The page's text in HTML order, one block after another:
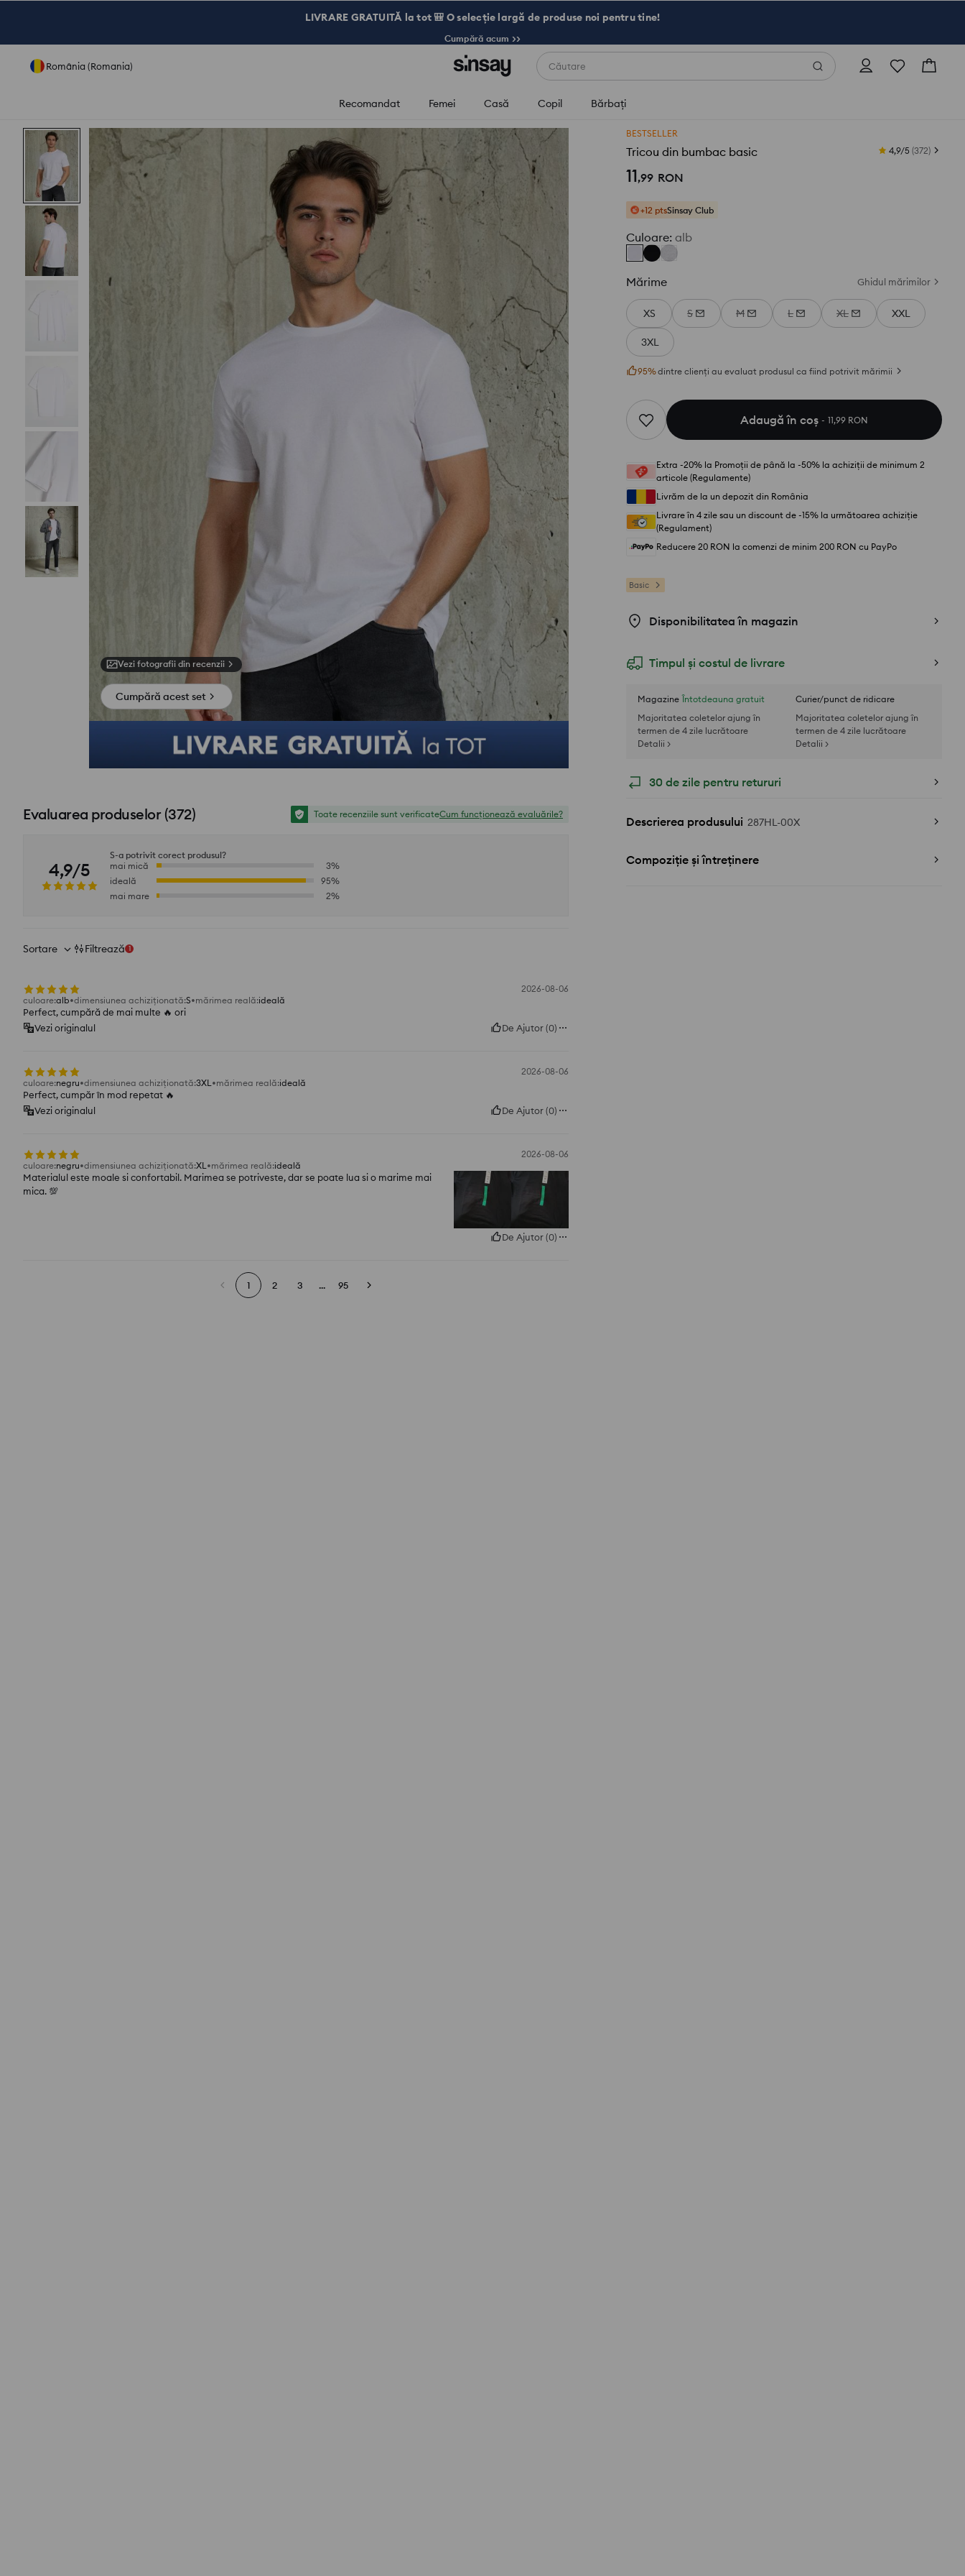
LIVRARE GRATUITĂ la tot 🎒 O selecție largă de produse noi pentru tine!
Cumpără acum >>
România (Romania) Căutare
Recomandat Femei Casă Copil Bărbaţi
BESTSELLER
Tricou din bumbac basic 4,9/5 (372)
11,99 RON
+12 ptsSinsay Club
Culoare: alb
Mărime Ghidul mărimilor
XS S M L XL XXL
3XL
95%dintre clienți au evaluat produsul ca fiind potrivit mărimii
Adaugă în coş 11,99 RON
Extra -20% la Promoții de până la -50% la achiziții de minimum 2
articole (Regulamente)
Livrăm de la un depozit din România
Livrare în 4 zile sau un discount de -15% la următoarea achiziție
(Regulament)
Reducere 20 RON la comenzi de minim 200 RON cu PayPo
Basic
Disponibilitatea în magazin
Timpul și costul de livrare
Magazine Întotdeauna gratuit
Majoritatea coletelor ajung în
termen de 4 zile lucrătoare
Detalii >
Curier/punct de ridicare
Majoritatea coletelor ajung în
termen de 4 zile lucrătoare
Detalii >
30 de zile pentru retururi
Descrierea produsului 287HL-00X
Compoziție și întreținere
Vezi fotografii din recenzii
Cumpără acest set
Evaluarea produselor(372) Toate recenziile sunt verificateCum funcționează evaluările?
4,9/5
S-a potrivit corect produsul?
mai mică
3%
ideală
95%
mai mare
2%
Sortare Filtrează 1
2026-08-06
culoare:alb dimensiunea achiziționată:S mărimea reală:ideală
Perfect, cumpără de mai multe 🔥 ori
Vezi originalul
De Ajutor(0)
2026-08-06
culoare:negru dimensiunea achiziționată:3XL mărimea reală:ideală
Perfect, cumpăr în mod repetat 🔥
Vezi originalul
De Ajutor(0)
2026-08-06
culoare:negru dimensiunea achiziționată:XL mărimea reală:ideală
Materialul este moale si confortabil. Marimea se potriveste, dar se poate lua si o marime mai
mica. 💯
De Ajutor(0)
1 2 3 ... 95